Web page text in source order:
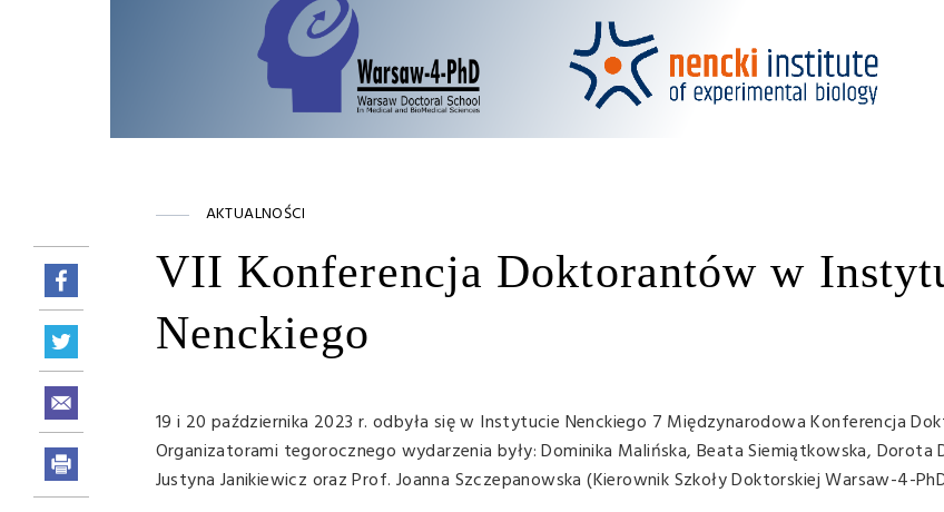
AKTUALNOŚCI
VII Konferencja Doktorantów w
Nenckiego
19 i 20 października 2023 r. odbyła się w Instytucie Nenckiego 7 Międzynarodowa Konferencja
Organizatorami tegorocznego wydarzenia były: Dominika Malińska, Beata Siemiątkowska, Dorota
Justyna Janikiewicz oraz Prof. Joanna Szczepanowska (Kierownik Szkoły Doktorskiej Warsaw-4-